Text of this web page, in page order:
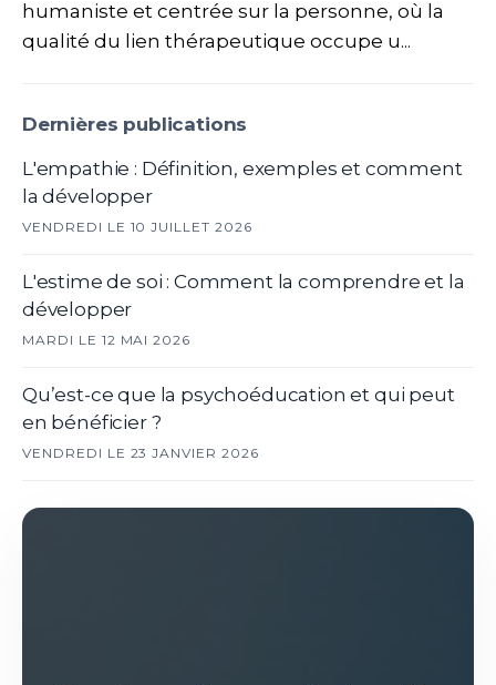
humaniste et centrée sur la personne, où la
qualité du lien thérapeutique occupe u...
Dernières publications
L'empathie : Définition, exemples et comment
la développer
VENDREDI LE 10 JUILLET 2026
L'estime de soi : Comment la comprendre et la
développer
MARDI LE 12 MAI 2026
Qu’est-ce que la psychoéducation et qui peut
en bénéficier ?
VENDREDI LE 23 JANVIER 2026